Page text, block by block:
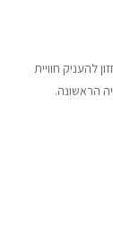
חזון להעניק חוויית
הראשונה.